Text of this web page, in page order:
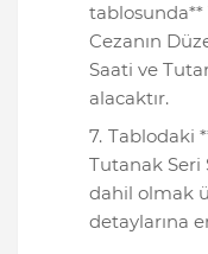
tablosunda**
Cezanın
Saati ve
alacaktır.
Tablodaki
Tutanak Seri
dahil olmak
detaylarına